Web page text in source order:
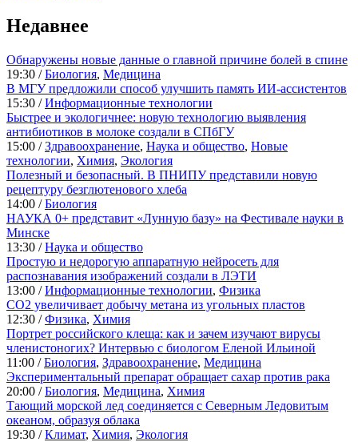
Недавнее
Обнаружены новые данные о главной причине болей в спине
19:30 /Биология, Медицина
В МГУ предложили способ улучшить память ИИ-ассистентов
15:30 /Информационные технологии
Быстрее и экологичнее: новую технологию выявления
антибиотиков в молоке создали в СПбГУ
15:00 /Здравоохранение, Наука и общество, Новые
технологии, Химия, Экология
Полезный и безопасный. В ПНИПУ представили новую
рецептуру безглютенового хлеба
14:00 /Биология
НАУКА 0+ представит «Лунную базу» на Фестивале науки в
Минске
13:30 /Наука и общество
Простую и недорогую аппаратную нейросеть для
распознавания изображений создали в ЛЭТИ
13:00 /Информационные технологии, Физика
CO2 увеличивает добычу метана из угольных пластов
12:30 /Физика, Химия
Портрет российского клеща: как и зачем изучают вирусы
членистоногих? Интервью с биологом Еленой Ильиной
11:00 /Биология, Здравоохранение, Медицина
Экспериментальный препарат обращает сахар против рака
20:00 /Биология, Медицина, Химия
Тающий морской лед соединяется с Северным Ледовитым
океаном, образуя облака
19:30 /Климат, Химия, Экология